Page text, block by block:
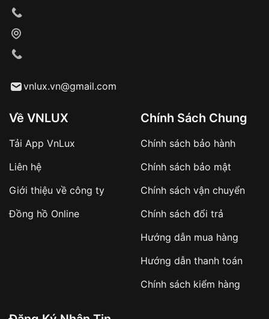
Từ khóa SEO:
sản phẩm đặc biệt
hàng
Số tiền còn lại thanh toán khi nhận hàng hoặc
✔️ Đảm bảo xử lý đơn hàng nhanh chóng
✔️ Hạn chế tình trạng hủy đơn không mong
vnlux.vn@gmail.com
Về VNLUX
Tải App VnLux
Liên hệ
Giới thiệu về công ty
Đồng hồ Online
Chính Sách Chung
Chính sách bảo hành
Chính sách bảo mật
Chính sách vận chuyển
Chính sách đổi trả
Hướng dẫn mua hàng
Hướng dẫn thanh toán
Chính sách kiểm hàng